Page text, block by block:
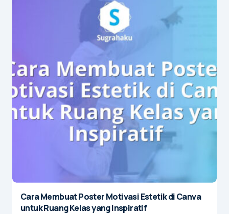
Cara Membuat Poster Motivasi Estetik di Canva
untuk Ruang Kelas yang Inspiratif